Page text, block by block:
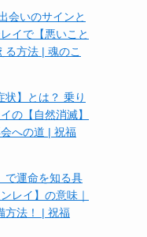
会いのサインと
イで【悪いこと
る方法 | 魂のこ
状】とは？ 乗り
の【自然消滅】
への道 | 祝福
で運命を知る具
ンレイ】の意味｜
方法！ | 祝福